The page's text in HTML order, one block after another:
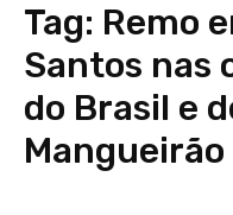
Tag: Remo
Santos nas
do Brasil e
Mangueirão